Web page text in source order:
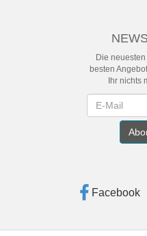
Die
besten
Ihr nichts
Facebook